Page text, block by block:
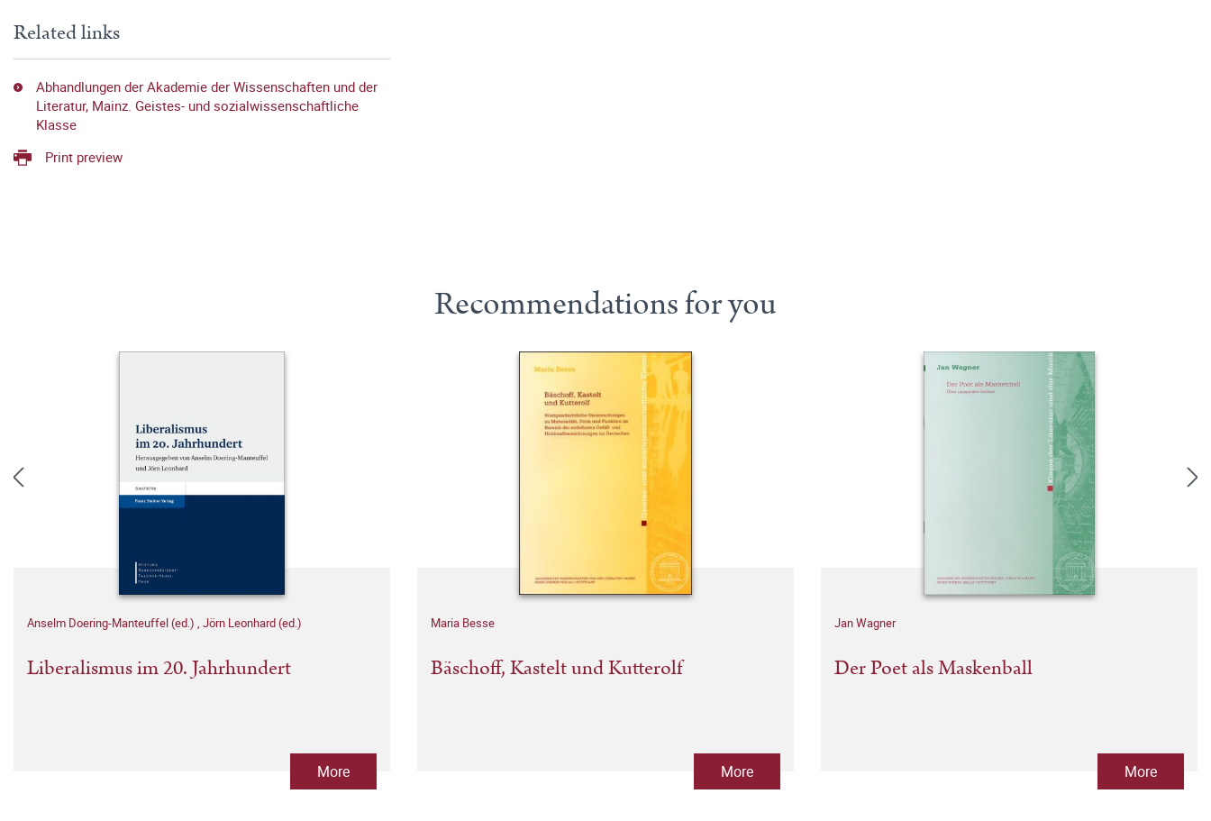
Related links
Abhandlungen der Akademie der Wissenschaften und der
Literatur, Mainz. Geistes- und sozialwissenschaftliche
Klasse
Print preview
Recommendations for you
Anselm Doering-Manteuffel (ed.) , Jörn Leonhard (ed.)
Liberalismus im 20. Jahrhundert
More
Maria Besse
Bäschoff, Kastelt und Kutterolf
More
Jan Wagner
Der Poet als Maskenball
More